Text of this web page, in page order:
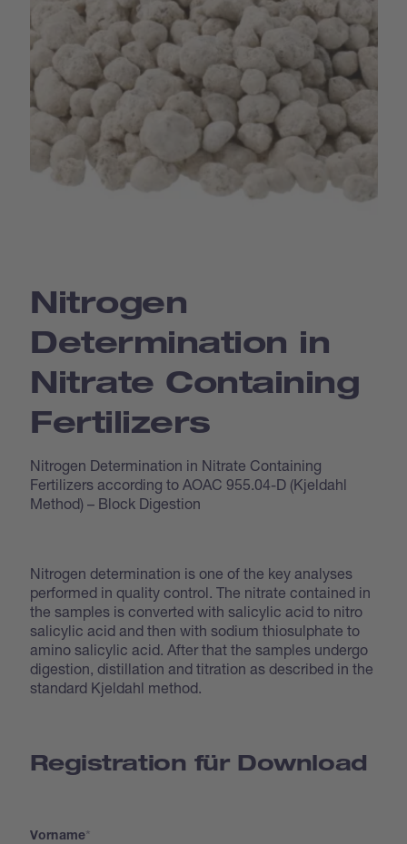
Nitrogen
Determination in
Nitrate Containing
Fertilizers
Nitrogen Determination in Nitrate Containing
Fertilizers according to AOAC 955.04-D (Kjeldahl
Method) – Block Digestion
Nitrogen determination is one of the key analyses
performed in quality control. The nitrate contained in
the samples is converted with salicylic acid to nitro
salicylic acid and then with sodium thiosulphate to
amino salicylic acid. After that the samples undergo
digestion, distillation and titration as described in the
standard Kjeldahl method.
Registration für Download
Vorname